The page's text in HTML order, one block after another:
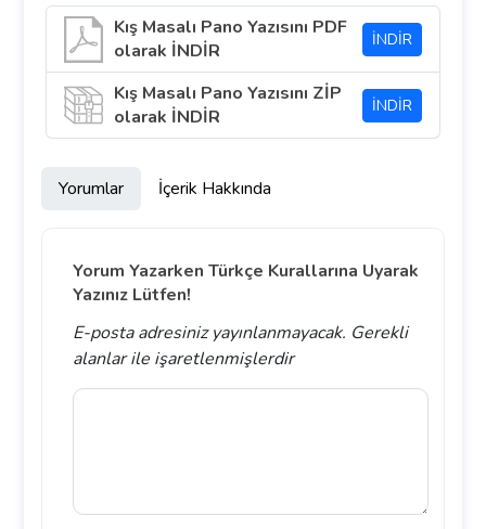
Kış Masalı Pano Yazısını PDF
olarak İNDİR
İNDİR
Kış Masalı Pano Yazısını ZİP
olarak İNDİR
İNDİR
Yorumlar İçerik Hakkında
Yorum Yazarken Türkçe Kurallarına Uyarak
Yazınız Lütfen!
E-posta adresiniz yayınlanmayacak. Gerekli
alanlarile işaretlenmişlerdir